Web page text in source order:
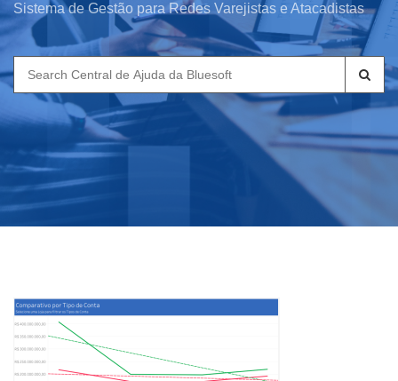
Sistema de Gestão para Redes Varejistas e Atacadistas
Search
for: